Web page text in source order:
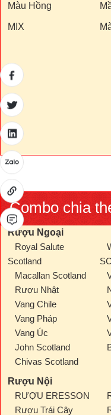
Màu Hồng
MIX
₫.
₫Giá
hiện
tại
là:
770.000 ₫.
Combo chia
Rượu Ngoại
Royal Salute
Scotland
Macallan Scotland
Rượu Nhật
Vang Chile
Vang Pháp
Vang Úc
John Scotland
Chivas Scotland
Rượu Nội
RƯỢU ERESSON
Rượu Trái Cây
Giá
SALE
17%